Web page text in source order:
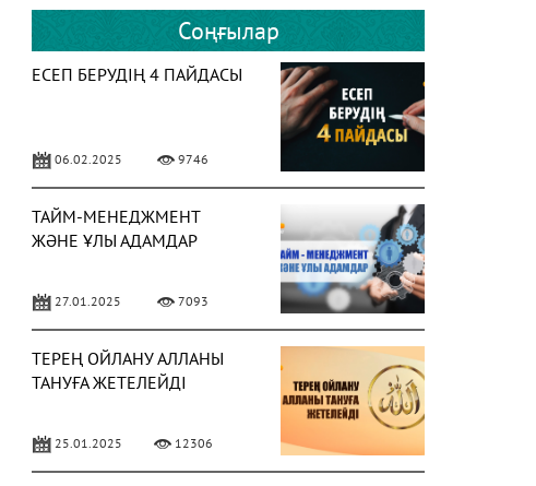
Соңғылар
ЕСЕП БЕРУДІҢ 4 ПАЙДАСЫ
06.02.2025 9746
ТАЙМ-МЕНЕДЖМЕНТ
ЖӘНЕ ҰЛЫ АДАМДАР
27.01.2025 7093
ТЕРЕҢ ОЙЛАНУ АЛЛАНЫ
ТАНУҒА ЖЕТЕЛЕЙДІ
25.01.2025 12306